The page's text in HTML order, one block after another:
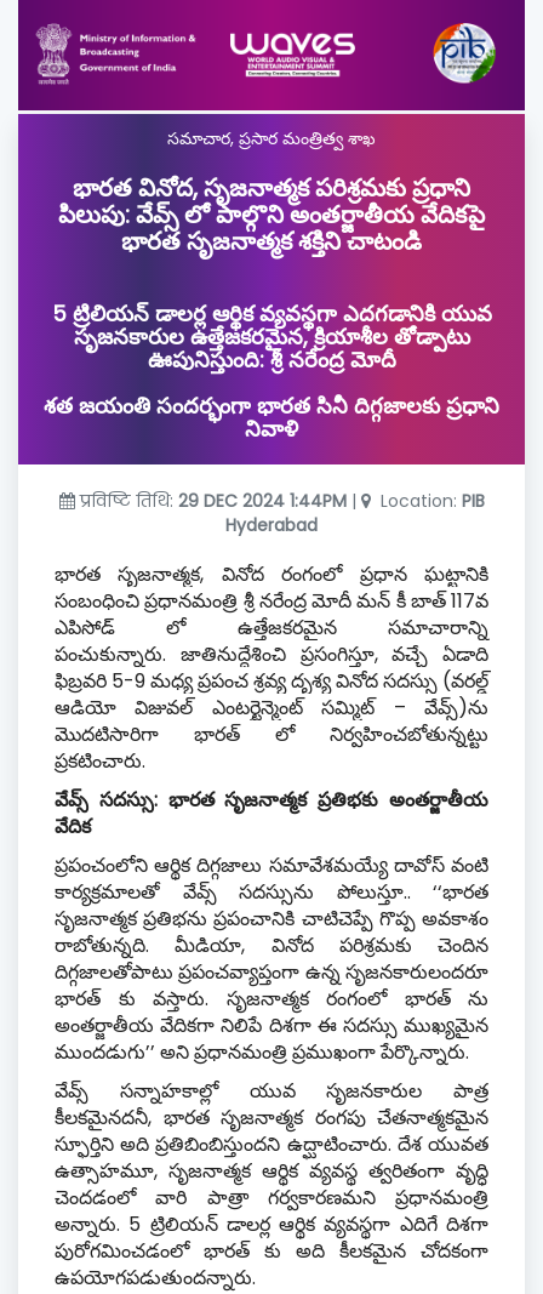
సమాచార, ప్రసార మంత్రిత్వ శాఖ
భారత వినోద, సృజనాత్మక పరిశ్రమకు ప్రధాని
పిలుపు: వేవ్స్ లో పాల్గొని అంతర్జాతీయ వేదికపై
భారత సృజనాత్మక శక్తిని చాటండి
5 ట్రిలియన్ డాలర్ల ఆర్థిక వ్యవస్థగా ఎదగడానికి యువ
సృజనకారుల ఉత్తేజకరమైన, క్రియాశీల తోడ్పాటు
ఊపునిస్తుంది: శ్రీ నరేంద్ర మోదీ
శత జయంతి సందర్భంగా భారత సినీ దిగ్గజాలకు ప్రధాని
నివాళి
प्रविष्टि तिथि: 29 DEC 2024 1:44PM | Location: PIB
Hyderabad
భారత సృజనాత్మక, వినోద రంగంలో ప్రధాన ఘట్టానికి
సంబంధించి ప్రధానమంత్రి శ్రీ నరేంద్ర మోదీ మన్ కీ బాత్117వ
ఎపిసోడ్ లో ఉత్తేజకరమైన సమాచారాన్ని
పంచుకున్నారు. జాతినుద్దేశించి ప్రసంగిస్తూ,వచ్చే ఏడాది
ఫిబ్రవరి 5-9మధ్య ప్రపంచ శ్రవ్య దృశ్య వినోద సదస్సు (వరల్డ్
ఆడియో విజువల్ ఎంటర్టైన్మెంట్ సమ్మిట్ – వేవ్స్)ను
మొదటిసారిగా భారత్ లో నిర్వహించబోతున్నట్టు
ప్రకటించారు.
వేవ్స్ సదస్సు: భారత సృజనాత్మక ప్రతిభకు అంతర్జాతీయ
వేదిక
ప్రపంచంలోని ఆర్థిక దిగ్గజాలు సమావేశమయ్యే దావోస్ వంటి
కార్యక్రమాలతో వేవ్స్ సదస్సును పోలుస్తూ.. ‘‘భారత
సృజనాత్మక ప్రతిభను ప్రపంచానికి చాటిచెప్పే గొప్ప అవకాశం
రాబోతున్నది.మీడియా, వినోద పరిశ్రమకు చెందిన
దిగ్గజాలతోపాటు ప్రపంచవ్యాప్తంగా ఉన్న సృజనకారులందరూ
భారత్ కు వస్తారు. సృజనాత్మక రంగంలో భారత్ ను
అంతర్జాతీయ వేదికగా నిలిపే దిశగా ఈ సదస్సు ముఖ్యమైన
ముందడుగు’’ అని ప్రధానమంత్రి ప్రముఖంగా పేర్కొన్నారు.
వేవ్స్ సన్నాహకాల్లో యువ సృజనకారుల పాత్ర
కీలకమైనదనీ, భారత సృజనాత్మక రంగపు చేతనాత్మకమైన
స్ఫూర్తిని అది ప్రతిబింబిస్తుందని ఉద్ఘాటించారు. దేశ యువత
ఉత్సాహమూ, సృజనాత్మక ఆర్థిక వ్యవస్థ త్వరితంగా వృద్ధి
చెందడంలో వారి పాత్రా గర్వకారణమని ప్రధానమంత్రి
అన్నారు. 5 ట్రిలియన్ డాలర్ల ఆర్థిక వ్యవస్థగా ఎదిగే దిశగా
పురోగమించడంలో భారత్ కు అది కీలకమైన చోదకంగా
ఉపయోగపడుతుందన్నారు.